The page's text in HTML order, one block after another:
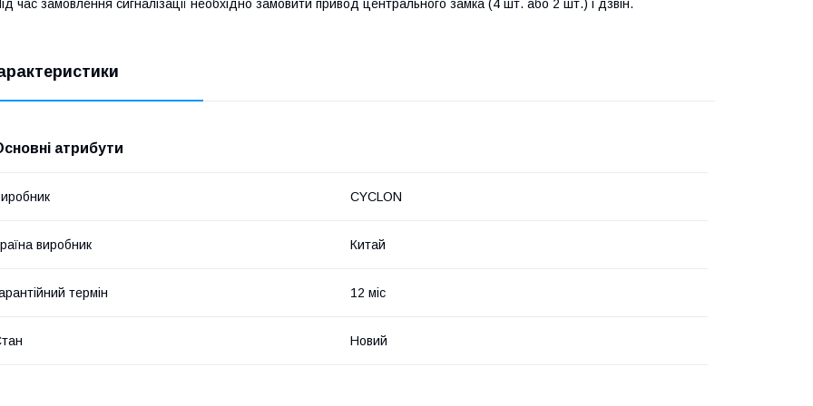
час замовлення сигналізації необхідно замовити привод центрального замка (4 шт. або 2 шт.) і дзвін.
атрибути
CYCLON
виробник Китай
термін 12 міс
Новий